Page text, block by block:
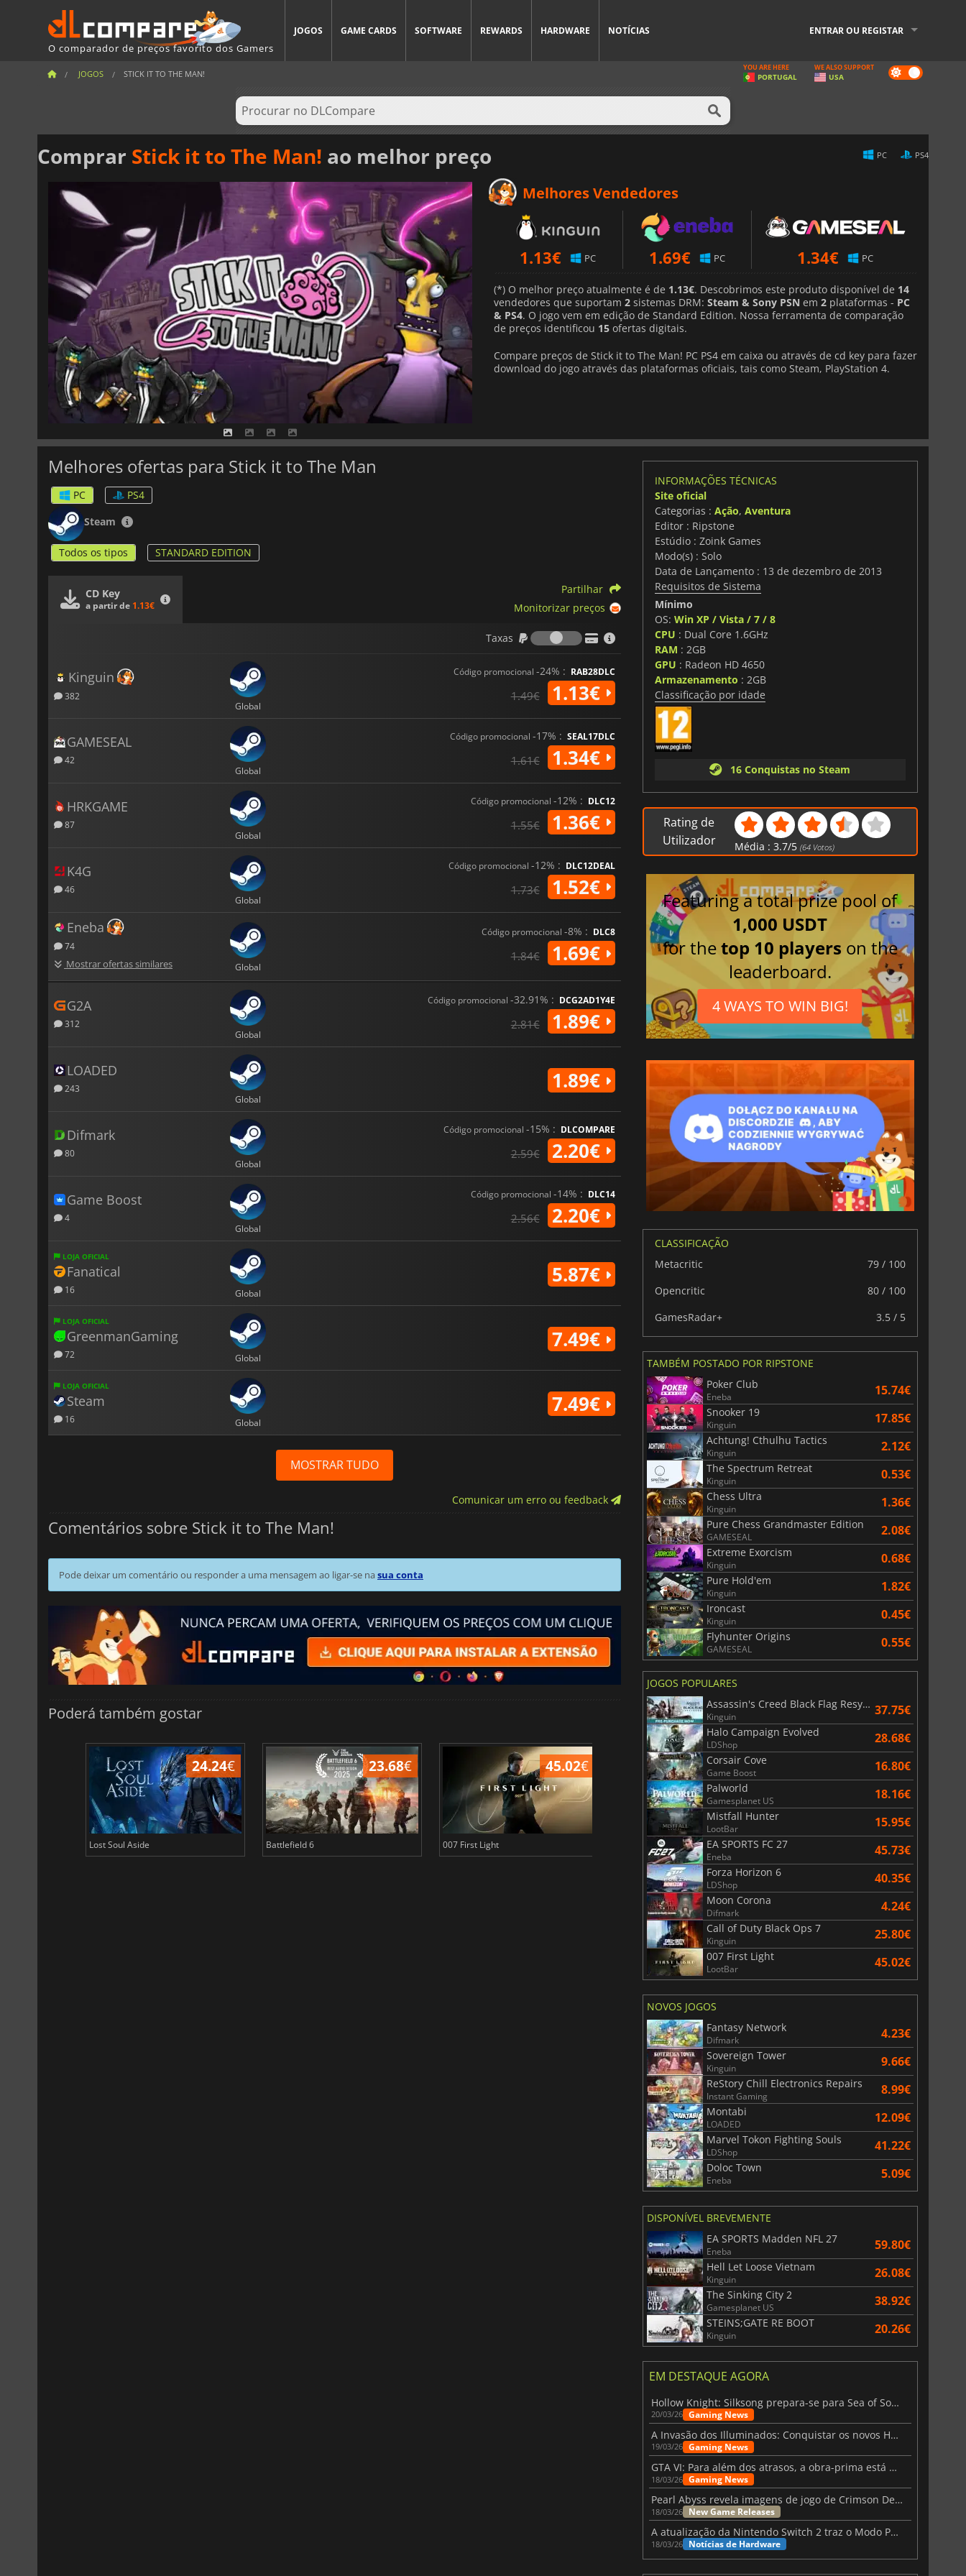
O comparador de preços favorito dos Gamers
JOGOS GAME CARDS SOFTWARE REWARDS HARDWARE NOTÍCIAS ENTRAR OU REGISTAR
JOGOS STICK IT TO THE MAN! Dark
mode
YOU ARE HERE
PORTUGAL
WE ALSO SUPPORT
USA
Comprar Stick it to The Man! ao melhor preço PC PS4
Melhores Vendedores
1.13€ PC 1.69€ PC 1.34€ PC
(*) O melhor preço atualmente é de 1.13€. Descobrimos este produto disponível de 14
vendedores que suportam 2 sistemas DRM: Steam & Sony PSN em 2 plataformas - PC
& PS4. O jogo vem em edição de Standard Edition. Nossa ferramenta de comparação
de preços identificou 15 ofertas digitais.
Compare preços de Stick it to The Man! PC PS4 em caixa ou através de cd key para fazer
download do jogo através das plataformas oficiais, tais como Steam, PlayStation 4.
Melhores ofertas para Stick it to The Man
PC
PS4
Steam
Todos os tipos STANDARD EDITION
CD Key
a partir de 1.13€
Partilhar
Monitorizar preços
Taxas
Taxas
Kinguin
382
Global
Código promocional -24% : RAB28DLC
1.49€ 1.13€
GAMESEAL
42
Global
Código promocional -17% : SEAL17DLC
1.61€ 1.34€
HRKGAME
87
Global
Código promocional -12% : DLC12
1.55€ 1.36€
K4G
46
Global
Código promocional -12% : DLC12DEAL
1.73€ 1.52€
Eneba
74
Mostrar ofertas similares Global
Código promocional -8% : DLC8
1.84€ 1.69€
G2A
312
Global
Código promocional -32.91% : DCG2AD1Y4E
2.81€ 1.89€
LOADED
243
Global
1.89€
Difmark
80
Global
Código promocional -15% : DLCOMPARE
2.59€ 2.20€
Game Boost
4
Global
Código promocional -14% : DLC14
2.56€ 2.20€
LOJA OFICIAL
Fanatical
16 Global
5.87€
LOJA OFICIAL
GreenmanGaming
72 Global
7.49€
LOJA OFICIAL
Steam
16 Global
7.49€
MOSTRAR TUDO
Comunicar um erro ou feedback
Comentários sobre Stick it to The Man!
Pode deixar um comentário ou responder a uma mensagem ao ligar-se nasua conta
Poderá também gostar
24.24€
Lost Soul Aside
23.68€
Battlefield 6
45.02€
007 First Light
36.07€
Baldur's Gate 3
41.13
INFORMAÇÕES TÉCNICAS
Site oficial
Categorias : Ação, Aventura
Editor : Ripstone
Estúdio : Zoink Games
Modo(s) : Solo
Data de Lançamento : 13 de dezembro de 2013
Requisitos de Sistema
Mínimo
OS: Win XP / Vista / 7 / 8
CPU : Dual Core 1.6GHz
RAM : 2GB
GPU : Radeon HD 4650
Armazenamento : 2GB
Classificação por idade
16 Conquistas no Steam
Rating de
Utilizador
Média :3.7/5 (64 Votos)
Featuring a total prize pool of
1,000 USDT
for thetop 10 players on the
leaderboard.
4 WAYS TO WIN BIG!
CLASSIFICAÇÃO
Metacritic
79 / 100
Opencritic
80 / 100
GamesRadar+
3.5 / 5
TAMBÉM POSTADO POR RIPSTONE
Poker Club
Eneba 15.74€
Snooker 19
Kinguin 17.85€
Achtung! Cthulhu Tactics
Kinguin 2.12€
The Spectrum Retreat
Kinguin 0.53€
Chess Ultra
Kinguin 1.36€
Pure Chess Grandmaster Edition
GAMESEAL 2.08€
Extreme Exorcism
Kinguin 0.68€
Pure Hold'em
Kinguin 1.82€
Ironcast
Kinguin 0.45€
Flyhunter Origins
GAMESEAL 0.55€
JOGOS POPULARES
Assassin's Creed Black Flag Resynced
Kinguin 37.75€
Halo Campaign Evolved
LDShop 28.68€
Corsair Cove
Game Boost 16.80€
Palworld
Gamesplanet US 18.16€
Mistfall Hunter
LootBar 15.95€
EA SPORTS FC 27
Eneba 45.73€
Forza Horizon 6
LDShop 40.35€
Moon Corona
Difmark 4.24€
Call of Duty Black Ops 7
Kinguin 25.80€
007 First Light
LootBar 45.02€
NOVOS JOGOS
Fantasy Network
Difmark 4.23€
Sovereign Tower
Kinguin 9.66€
ReStory Chill Electronics Repairs
Instant Gaming 8.99€
Montabi
LOADED 12.09€
Marvel Tokon Fighting Souls
LDShop 41.22€
Doloc Town
Eneba 5.09€
DISPONÍVEL BREVEMENTE
EA SPORTS Madden NFL 27
Eneba 59.80€
Hell Let Loose Vietnam
Kinguin 26.08€
The Sinking City 2
Gamesplanet US 38.92€
STEINS;GATE RE BOOT
Kinguin 20.26€
EM DESTAQUE AGORA
Hollow Knight: Silksong prepara-se para Sea of Sorrow com um patch
20/03/26 Gaming News
A Invasão dos Illuminados: Conquistar os novos Helldivers 2 Atualização!
19/03/26 Gaming News
GTA VI: Para além dos atrasos, a obra-prima está quase a chegar
18/03/26 Gaming News
Pearl Abyss revela imagens de jogo de Crimson Desert para a PS5
18/03/26 New Game Releases
A atualização da Nintendo Switch 2 traz o Modo Portátil aos jogos mais antigos da Switch
18/03/26 Notícias de Hardware